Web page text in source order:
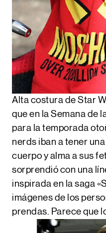
Alta costura de Star
que en la Semana de
para la temporada
nerds iban a tener
cuerpo y alma a sus
sorprendió con una
inspirada en la saga
imágenes de los
prendas. Parece que